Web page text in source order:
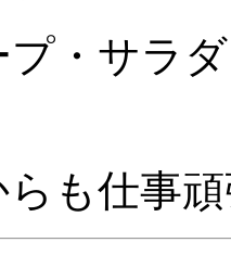
プ・サラ
も仕事